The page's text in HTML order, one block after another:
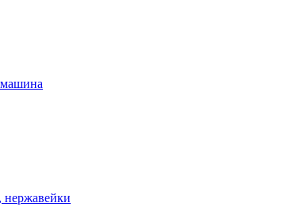
машина
нержавейки